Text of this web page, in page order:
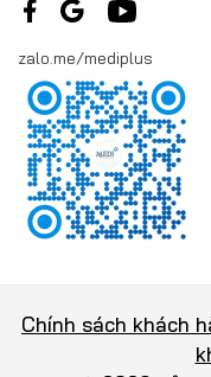
zalo.me/mediplus
Chính sách khách